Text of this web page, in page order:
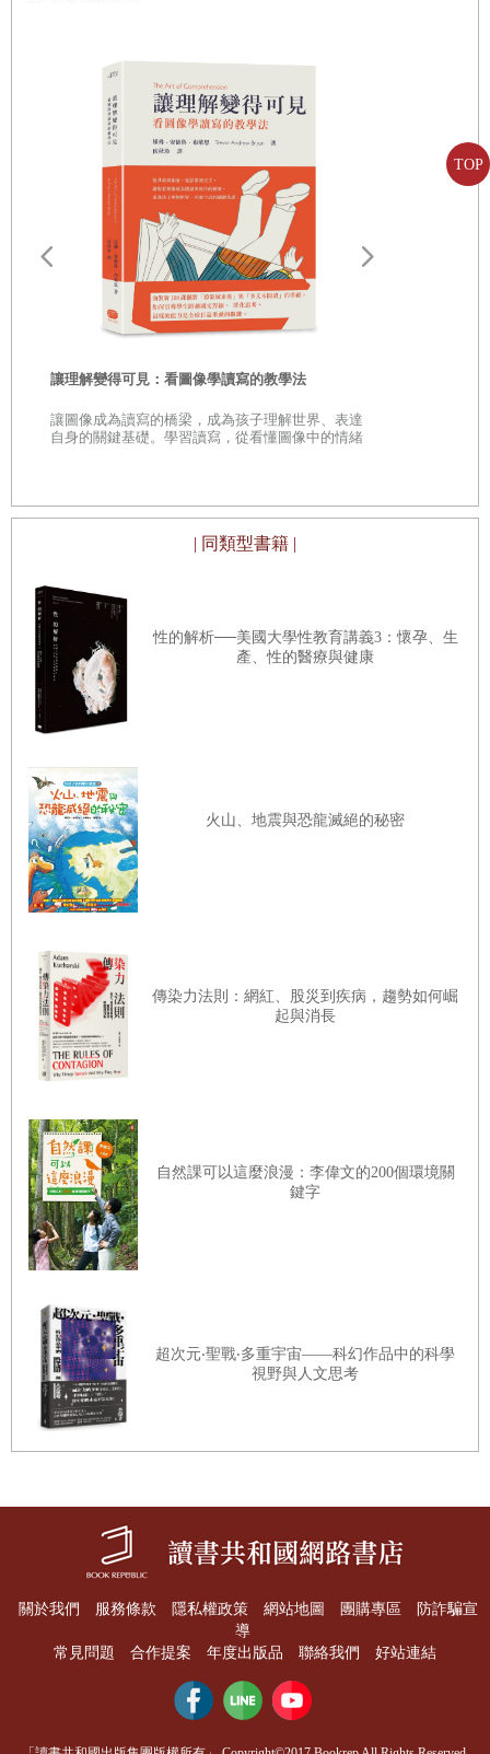
TOP
氣火炬依然通明：那是煤炭與天然氣轉化為電能的燃燒之
證。於眾多觀察者眼中，它們恰似步步緊逼的末世引信。連
格陵蘭島，也燃起了冷焰。
然而，煙與火只是症候，而非癥結。地球的「野火版圖」理
應由那些自然演化與人類文明磨合出的火所形塑，如今失衡
了。土地以生態退化回應，同時囤積更多可燃物，助長更兇
猛的野火。地球的火危機，不僅是那些焚毀荒野、撲向城鎮
物群落的崩解，既因狂火肆虐，也因已馴化火的缺席而分崩
離析。2013年「平肖自然保育研究所」評估了美國森林的現
壤與野生動物的現狀。「火」是唯一貫穿所有領域的關鍵元
素，是所有學科的交集點。在這急速變貌的圖景中，火觸及
每一環節，它整合了其他一切。若無法正確理解火，便無法
理解其餘事物。
地球之火三角的燃燒機制中，除了人類當前與過去的火現象
外，還有超越此兩者的第三個面向，那是深層時間封存的化
物質燃料存在本質差異。人類隨著狂熱情緒的升高，正過度
使用化石燃料。其燃燒過程非常複雜，可能包括許多尚未完
全理解的化學和物理反應，而人類對這些過程的了解相對有
限，其結果不僅影響現在，也會對未來的地質環境產生影
甚至數百年內，持續影響地球。
工業化將化石燃料轉化為未來地質的碳債務，這種跨越時空
的能量置換機制，實質重構了行星尺度的火循環體系。我們
造成氣候回饋與生態連鎖效應，重塑了整個生物圈的燃燒閾
值。簡言之，化石燃料的火扮演三種角色，一，促發者：提
供能量和動力支持；二，增強者：加強人類對能源的利用效
率和規模；三，全球化者：使得火的影響範圍遍及全球。儘
管並非所有地方都會被完全控制，但火的存在和影響確實遍
燃燒活態（living landscapes）與石態地景（lithic
landscapes）之間的辯證關係，解釋了地球野火場景中的大
在陸地上定居以來，火便隨之出現，化石炭的痕跡可追溯至
4.2億年前。第二種火是由人類點燃並促進，由於烹飪的需
要，火依賴性已經成為人類基因的一部分，在上次冰河時期
結束後的有利條件下，第二種火隨著人類的擴散而逐漸蔓
讓理解變得可見：看圖像學讀寫的教學法
讓圖像成為讀寫的橋梁，成為孩子理解世界、表達
自身的關鍵基礎。學習讀寫，從看懂圖像中的情緒
| 同類型書籍 |
性的解析──美國大學性教育講義3：懷孕、生
產、性的醫療與健康
火山、地震與恐龍滅絕的秘密
傳染力法則：網紅、股災到疾病，趨勢如何崛
起與消長
自然課可以這麼浪漫：李偉文的200個環境關
鍵字
超次元‧聖戰‧多重宇宙——科幻作品中的科學
視野與人文思考
關於我們 服務條款 隱私權政策 網站地圖 團購專區
防詐騙宣
導
常見問題
合作提案 年度出版品 聯絡我們 好站連結